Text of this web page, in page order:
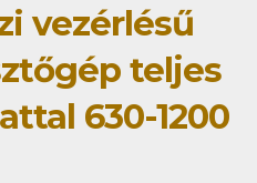
vezérlésű
teljes
630-1200